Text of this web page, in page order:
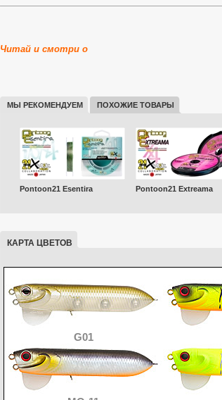
Читай и смотри о
МЫ РЕКОМЕНДУЕМ ПОХОЖИЕ ТОВАРЫ
Pontoon21 Esentira Pontoon21 Extreama
КАРТА ЦВЕТОВ
G01